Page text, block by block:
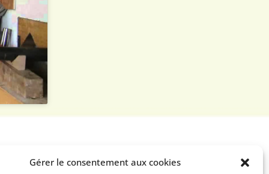
Gérer le consentement aux cookies